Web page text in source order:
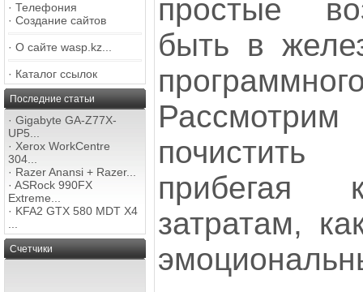
· Телефония
· Создание сайтов
· О сайте wasp.kz...
· Каталог ссылок
Последние статьи
· Gigabyte GA-Z77X-
UP5...
· Xerox WorkCentre
304...
· Razer Anansi + Razer...
· ASRock 990FX
Extreme...
· KFA2 GTX 580 MDT X4
Счетчики
простые
быть в
прибегая
затратам,